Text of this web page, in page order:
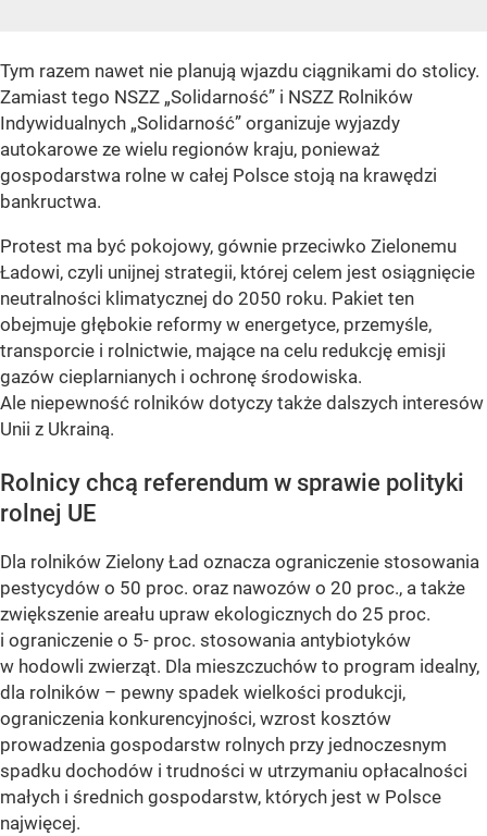
Tym razem nawet nie planują wjazdu ciągnikami do stolicy.
Zamiast tego NSZZ „Solidarność” i NSZZ Rolników
Indywidualnych „Solidarność” organizuje wyjazdy
autokarowe ze wielu regionów kraju, ponieważ
gospodarstwa rolne w całej Polsce stoją na krawędzi
bankructwa.
Protest ma być pokojowy, gównie przeciwko Zielonemu
Ładowi, czyli unijnej strategii, której celem jest osiągnięcie
neutralności klimatycznej do 2050 roku. Pakiet ten
obejmuje głębokie reformy w energetyce, przemyśle,
transporcie i rolnictwie, mające na celu redukcję emisji
gazów cieplarnianych i ochronę środowiska.
Ale niepewność rolników dotyczy także dalszych interesów
Unii z Ukrainą.
Rolnicy chcą referendum w sprawie polityki
rolnej UE
Dla rolników Zielony Ład oznacza ograniczenie stosowania
pestycydów o 50 proc. oraz nawozów o 20 proc., a także
zwiększenie areału upraw ekologicznych do 25 proc.
i ograniczenie o 5- proc. stosowania antybiotyków
w hodowli zwierząt. Dla mieszczuchów to program idealny,
dla rolników – pewny spadek wielkości produkcji,
ograniczenia konkurencyjności, wzrost kosztów
prowadzenia gospodarstw rolnych przy jednoczesnym
spadku dochodów i trudności w utrzymaniu opłacalności
małych i średnich gospodarstw, których jest w Polsce
najwięcej.